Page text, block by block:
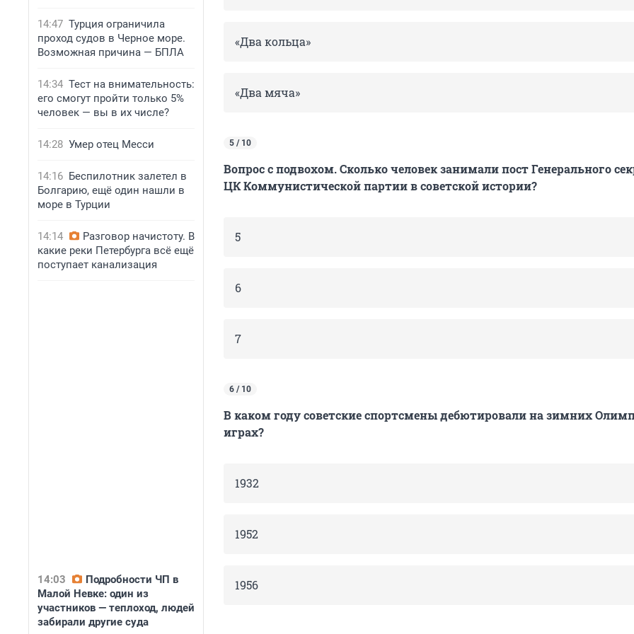
14:47 Турция ограничила
проход судов в Черное море.
Возможная причина — БПЛА
14:34 Тест на внимательность:
его смогут пройти только 5%
человек — вы в их числе?
14:28 Умер отец Месси
14:16 Беспилотник залетел в
Болгарию, ещё один нашли в
море в Турции
14:14
Разговор начистоту. В
какие реки Петербурга всё ещё
поступает канализация
14:03
Подробности ЧП в
Малой Невке: один из
участников — теплоход, людей
забирали другие суда
«Два кольца»
«Два мяча»
5 / 10
Вопрос с подвохом. Сколько человек занимали пост Генерального
ЦК Коммунистической партии в советской истории?
5
6
7
6 / 10
В каком году советские спортсмены дебютировали на зимних
играх?
1932
1952
1956